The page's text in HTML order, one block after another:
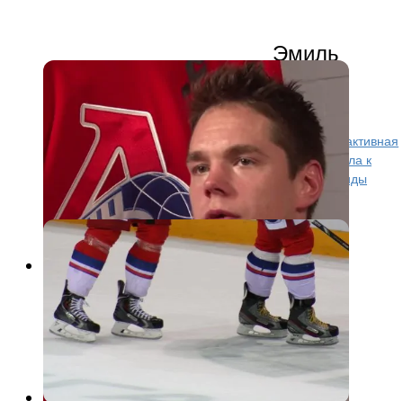
Эмиль
Галимов рассказал о сборе в
Финляндии
Спустя две недели после прибытия в Финляндию активная
часть тренировочной работы «Локомотива» подошла к
промежуточному финишу. Теперь впереди у команды
первый контрольный матч. Ну а итоги...